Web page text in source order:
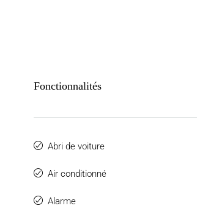
Fonctionnalités
Abri de voiture
Air conditionné
Alarme